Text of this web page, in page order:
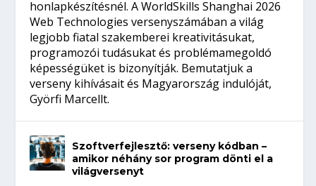
honlapkészítésnél. A WorldSkills Shanghai 2026
Web Technologies versenyszámában a világ
legjobb fiatal szakemberei kreativitásukat,
programozói tudásukat és problémamegoldó
képességüket is bizonyítják. Bemutatjuk a
verseny kihívásait és Magyarország indulóját,
Györfi Marcellt.
Szoftverfejlesztő: verseny kódban –
amikor néhány sor program dönti el a
világversenyt